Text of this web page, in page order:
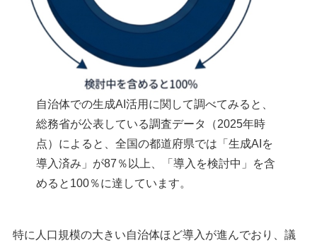
自治体での生成AI活用に関して調べてみると、
総務省が公表している調査データ（2025年時
点）によると、全国の都道府県では「生成AIを
導入済み」が87％以上、「導入を検討中」を含
めると100％に達しています。
特に人口規模の大きい自治体ほど導入が進んでおり、議